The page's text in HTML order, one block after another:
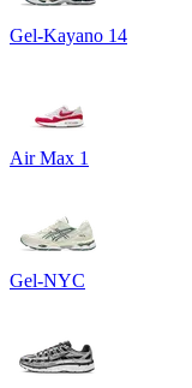
Gel-Kayano 14
Air Max 1
Gel-NYC